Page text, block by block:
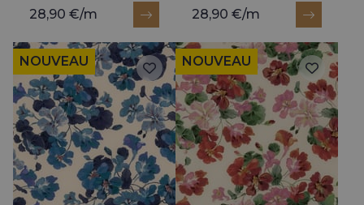
28,90 €/m 28,90 €/m
NOUVEAU NOUVEAU